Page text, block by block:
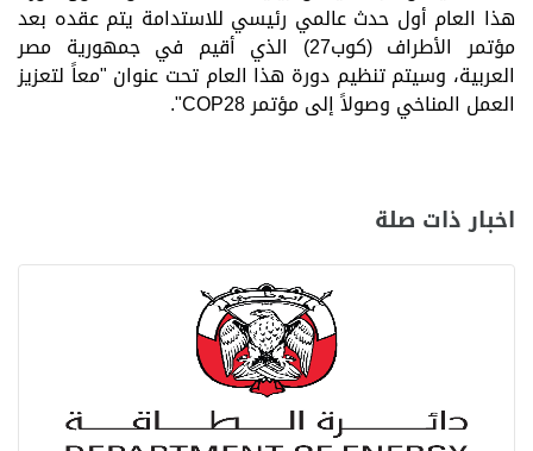
هذا العام أول حدث عالمي رئيسي للاستدامة يتم عقده بعد
مؤتمر الأطراف (كوب27) الذي أقيم في جمهورية مصر
العربية، وسيتم تنظيم دورة هذا العام تحت عنوان "معاً لتعزيز
العمل المناخي وصولاً إلى مؤتمرCOP28
".
اخبار ذات صلة